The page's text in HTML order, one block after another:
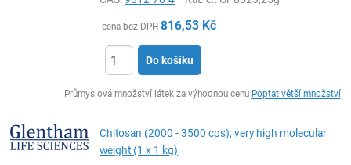
cena bez DPH 816,53 Kč
Do košíku
Průmyslová množství látek za výhodnou cenu Poptat větší množství
Chitosan (2000 - 3500 cps); very high molecular
weight (1 x 1 kg)